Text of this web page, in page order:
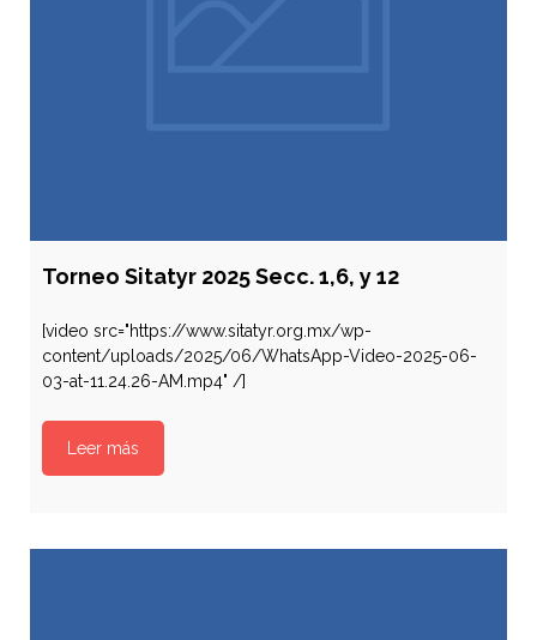
Torneo Sitatyr 2025 Secc. 1,6, y 12
[video src="https://www.sitatyr.org.mx/wp-
content/uploads/2025/06/WhatsApp-Video-2025-06-
03-at-11.24.26-AM.mp4" /]
Leer más